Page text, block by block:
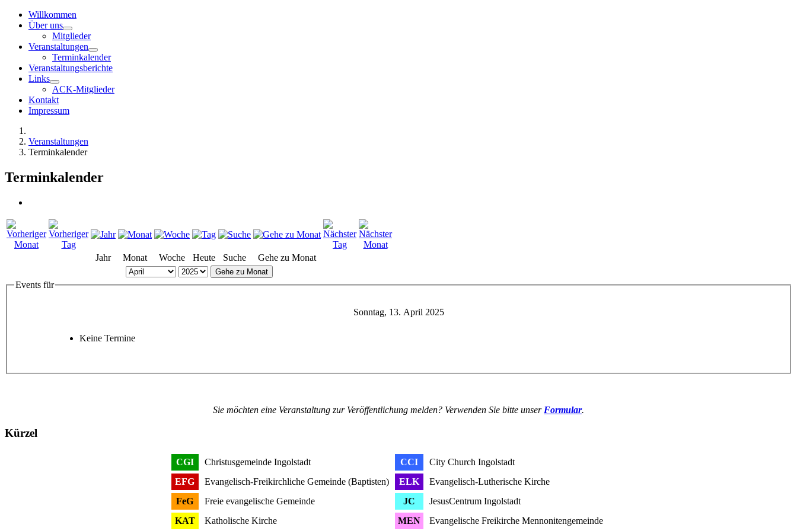
Willkommen
Über uns
Mitglieder
Veranstaltungen
Terminkalender
Veranstaltungsberichte
Links
ACK-Mitglieder
Kontakt
Impressum
Veranstaltungen
Terminkalender
Terminkalender
Jahr Monat Woche Heute Suche Gehe zu Monat
Gehe zu Monat
Events für
Sonntag, 13. April 2025
Keine Termine
Sie möchten eine Veranstaltung zur Veröffentlichung melden? Verwenden Sie bitte unserFormular.
Kürzel
CGI Christusgemeinde Ingolstadt CCI
City Church Ingolstadt
EFG
Evangelisch-Freikirchliche Gemeinde (Baptisten) ELK
Evangelisch-Lutherische Kirche
FeG
Freie evangelische Gemeinde JC
JesusCentrum Ingolstadt
KAT
Katholische Kirche MEN Evangelische Freikirche Mennonitengemeinde